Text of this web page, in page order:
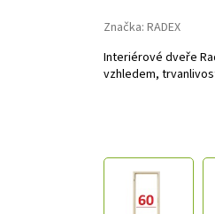
Interiérové dveře
vzhledem,
Značka: RADEX